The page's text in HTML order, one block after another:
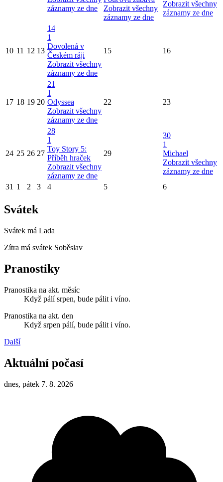
záznamy ze dne
Zobrazit všechny
záznamy ze dne
Zobrazit všechny
záznamy ze dne
10 11 12 13
14
1
Dovolená v
Českém ráji
Zobrazit všechny
záznamy ze dne
15 16
17 18 19 20
21
1
Odyssea
Zobrazit všechny
záznamy ze dne
22 23
24 25 26 27
28
1
Toy Story 5:
Příběh hraček
Zobrazit všechny
záznamy ze dne
29
30
1
Michael
Zobrazit všechny
záznamy ze dne
31 1 2 3 4 5 6
Svátek
Svátek má Lada
Zítra má svátek Soběslav
Pranostiky
Pranostika na akt. měsíc
Když pálí srpen, bude pálit i víno.
Pranostika na akt. den
Když srpen pálí, bude pálit i víno.
Další
Aktuální počasí
dnes, pátek 7. 8. 2026